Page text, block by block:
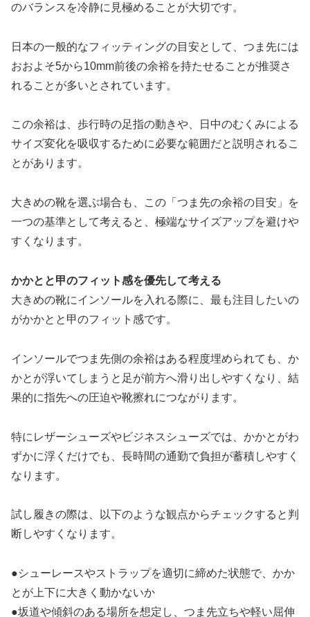
のバランスを冷静に見極めることが大切です。
日本の一般的なフィッティングの目安として、つま先には
おおよそ5から10mm前後の余裕を持たせることが推奨さ
れることが多いとされています。
この余裕は、歩行時の足指の動きや、日中のむくみによる
サイズ変化を吸収するために必要な範囲だと説明されるこ
とがあります。
大きめの靴を選ぶ場合も、この「つま先の余裕の目安」を
一つの基準として考えると、極端なサイズアップを避けや
すくなります。
かかとと甲のフィット感を優先して考える
大きめの靴にインソールを入れる際に、最も注目したいの
がかかとと甲のフィット感です。
インソールでつま先側の余裕はある程度埋められても、か
かとが浮いてしまうと足が前方へ滑り出しやすくなり、結
果的に指先への圧迫や靴擦れにつながります。
特にレザーシューズやビジネスシューズでは、かかとがわ
ずかに浮くだけでも、長時間の通勤で負担が蓄積しやすく
なります。
試し履きの際は、以下のような観点からチェックすると判
断しやすくなります。
●シューレースやストラップを適切に締めた状態で、かか
とが上下に大きく動かないか
●坂道や傾斜のある場所を想定し、つま先立ちや軽い屈伸